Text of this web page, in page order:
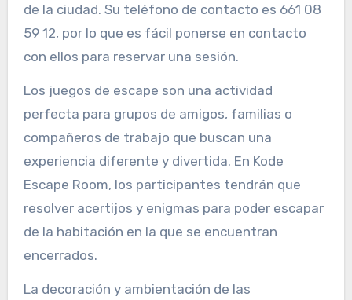
de la ciudad. Su teléfono de contacto es 661 08
59 12, por lo que es fácil ponerse en contacto
con ellos para reservar una sesión.
Los juegos de escape son una actividad
perfecta para grupos de amigos, familias o
compañeros de trabajo que buscan una
experiencia diferente y divertida. En Kode
Escape Room, los participantes tendrán que
resolver acertijos y enigmas para poder escapar
de la habitación en la que se encuentran
encerrados.
La decoración y ambientación de las